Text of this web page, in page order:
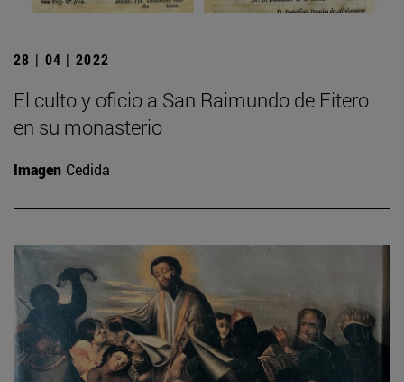
28 | 04 | 2022
El culto y oficio a San Raimundo de Fitero
en su monasterio
Imagen Cedida